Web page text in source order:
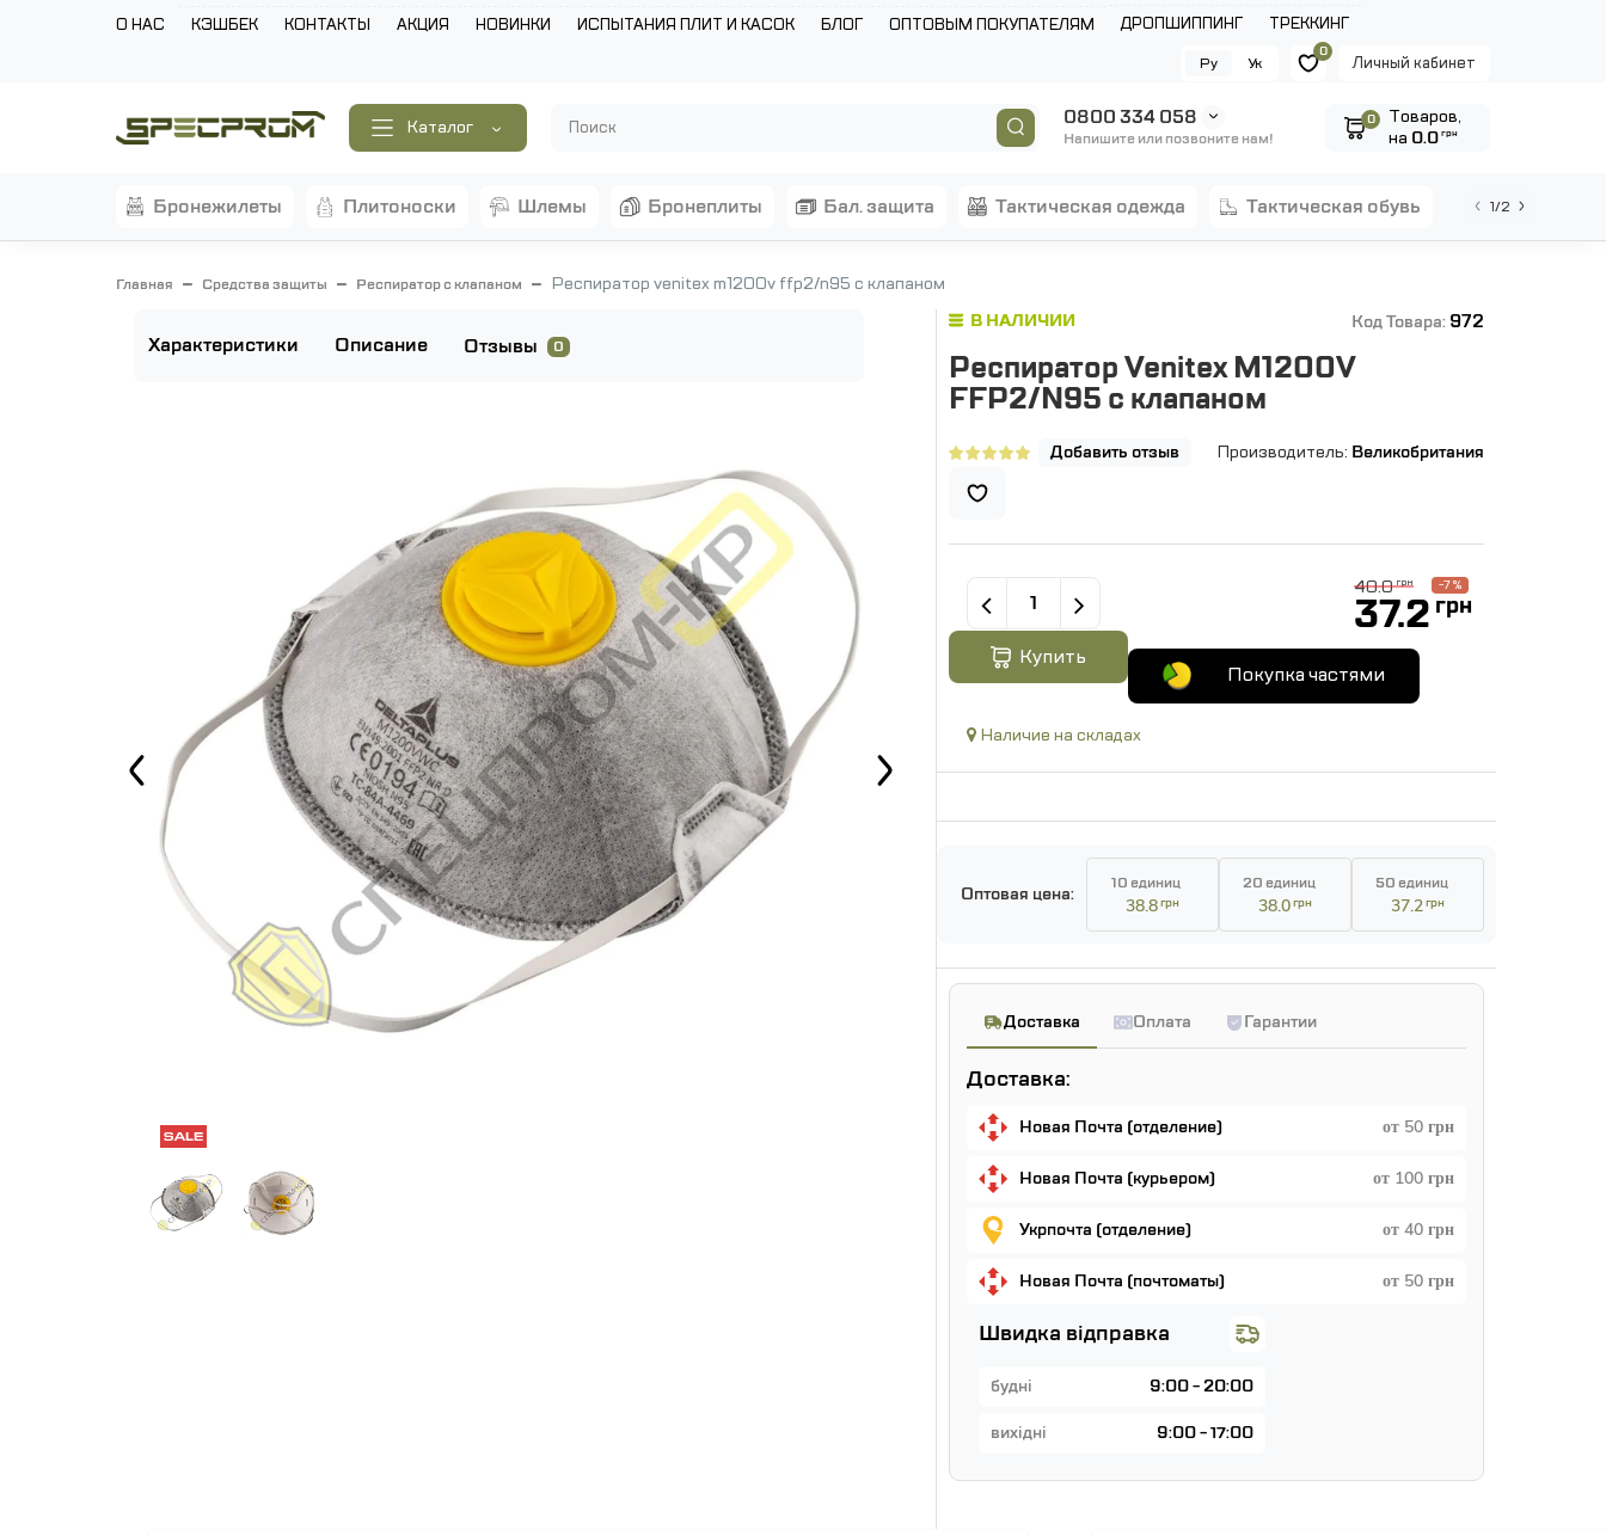
О НАС КЭШБЕК КОНТАКТЫ АКЦИЯ НОВИНКИ ИСПЫТАНИЯ ПЛИТ И КАСОК БЛОГ ОПТОВЫМ ПОКУПАТЕЛЯМ ДРОПШИППИНГ
ТРЕККИНГ
Личный кабинет
0
Ру Ук
Каталог 0800 334 058
Напишите или позвоните нам!
0
Tоваров,
на 0.0грн
бронежилеты плитоноски шлемы бронеплиты бал. защита тактическая одежда тактическая обувь 1/2
Главная Средства защиты Респиратор с клапаном Респиратор venitex m1200v ffp2/n95 с клапаном
Характеристики Описание Отзывы 0
В НАЛИЧИИ Код Товара: 972
Респиратор Venitex M1200V
FFP2/N95 с клапаном
Добавить отзыв Производитель: Великобритания
40.0 грн -7 %
37.2 грн
Купить
Покупка частями
Наличие на складах
Оптовая цена: 10 единиц
38.8грн
20 единиц
38.0грн
50 единиц
37.2грн
Доставка Оплата Гарантии
Доставка:
Новая Почта (отделение) от 50 грн
Новая Почта (курьером) от 100 грн
Укрпочта (отделение) от 40 грн
Новая Почта (почтоматы) от 50 грн
Швидка відправка
будні 9:00 - 20:00
вихідні 9:00 - 17:00